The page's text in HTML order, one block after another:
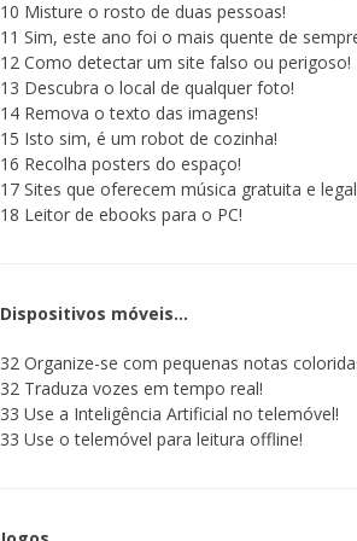
10 Misture o rosto de duas pessoas!
11 Sim, este ano foi o mais quente de
12 Como detectar um site falso ou perigoso!
13 Descubra o local de qualquer foto!
14 Remova o texto das imagens!
15 Isto sim, é um robot de cozinha!
16 Recolha posters do espaço!
17 Sites que oferecem música gratuita e
18 Leitor de ebooks para o PC!
Dispositivos móveis…
32 Organize-se com pequenas notas
32 Traduza vozes em tempo real!
33 Use a Inteligência Artificial no telemóvel!
33 Use o telemóvel para leitura offline!